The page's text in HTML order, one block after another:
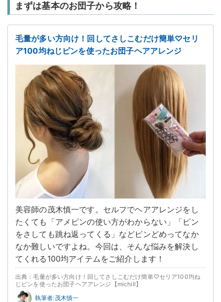
まずは基本のお団子から攻略！
毛量が多い方向け！回してさしこむだけ簡単♡セリ
ア100均ねじピンを使ったお団子ヘアアレンジ
美容師の茂木慎一です。セルフでヘアアレンジをし
たくても「アメピンの使い方がわからない」「ピン
をさしても跳ね返ってくる」などピンどめってなか
なか難しいですよね。今回は、そんな悩みを解決し
てくれる100均アイテムをご紹介します！
出典：毛量が多い方向け！回してさしこむだけ簡単♡セリア100均ね
じピンを使ったお団子ヘアアレンジ【michill】
執筆者:茂木慎一